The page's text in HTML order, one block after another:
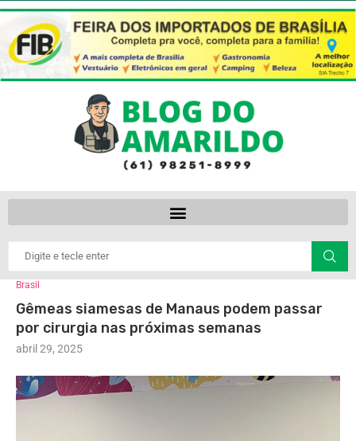
Brasil
Gêmeas siamesas de Manaus podem passar
por cirurgia nas próximas semanas
abril 29, 2025